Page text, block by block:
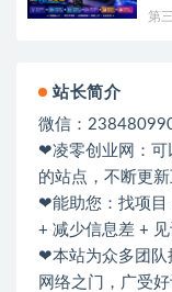
第
站长简介
微信：
❤凌零创业网：可
的站点，不断更
❤能助您：找项目
+ 减少信息差 +
❤本站为众多团队
网络之门，广受好